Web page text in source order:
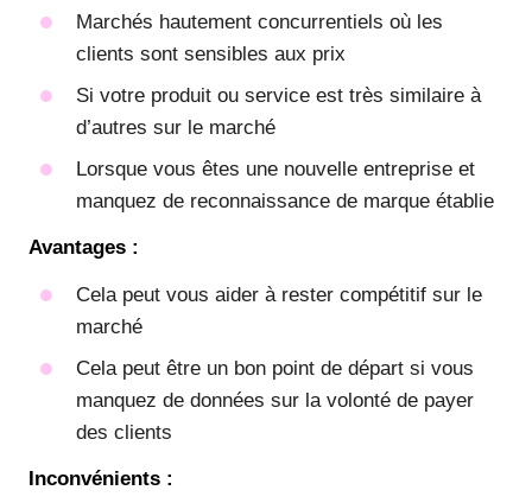
Marchés hautement concurrentiels où les
clients sont sensibles aux prix
Si votre produit ou service est très similaire à
d’autres sur le marché
Lorsque vous êtes une nouvelle entreprise et
manquez de reconnaissance de marque établie
Avantages :
Cela peut vous aider à rester compétitif sur le
marché
Cela peut être un bon point de départ si vous
manquez de données sur la volonté de payer
des clients
Inconvénients :